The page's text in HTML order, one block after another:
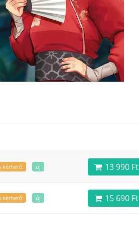
kérhető új 13 990 Ft
kérhető új 15 690 Ft